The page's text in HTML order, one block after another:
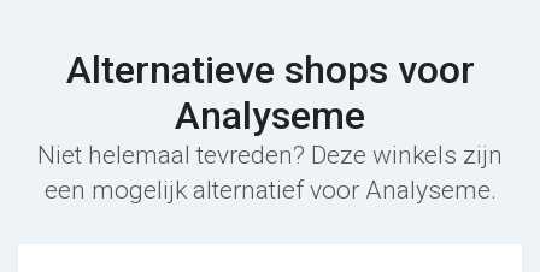
Alternatieve shops voor
Analyseme
Niet helemaal tevreden? Deze winkels zijn
een mogelijk alternatief voor Analyseme.